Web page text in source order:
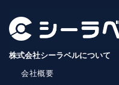
株式会社シーラベルについて
会社概要